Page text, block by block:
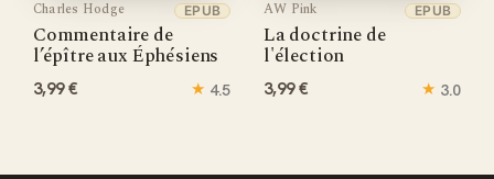
Charles Hodge
Commentaire de
l’épître aux Éphésiens
EPUB
3,99 € ★ 4.5
AW Pink
La doctrine de
l'élection
EPUB
3,99 € ★ 3.0